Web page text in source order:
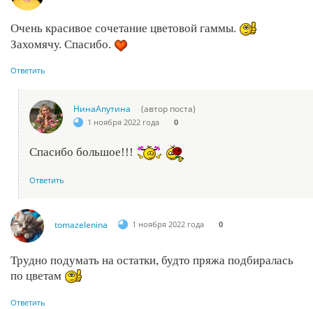
Очень красивое сочетание цветовой гаммы.
Захомячу. Спасибо.
Ответить
НинаАпутина (автор поста)
1 ноября 2022 года 0
Спасибо большое!!!
Ответить
tomazelenina 1 ноября 2022 года 0
Трудно подумать на остатки, будто пряжа подбиралась
по цветам
Ответить